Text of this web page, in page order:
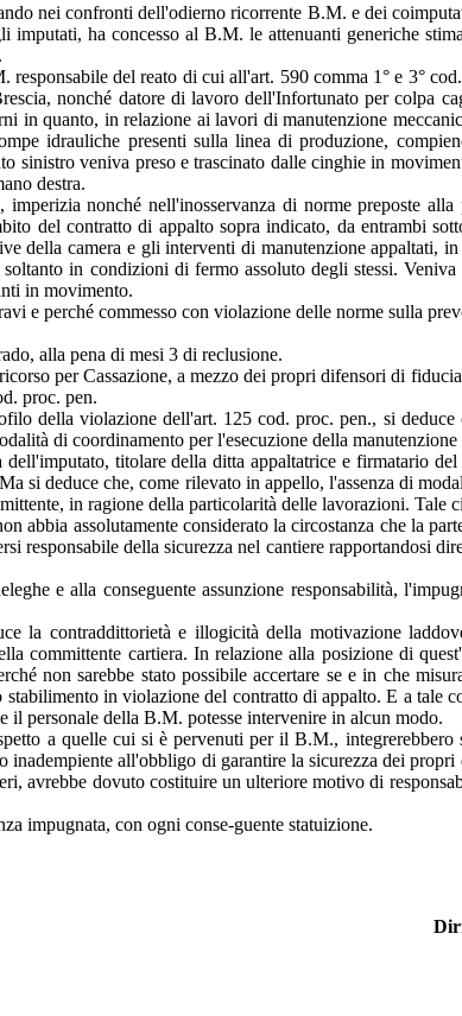
nei confronti dell'odierno ricorrente B.M. e dei
ha concesso al B.M. le attenuanti generiche
del reato di cui all'art. 590 comma 1° e 3°
nonché datore di lavoro dell'Infortunato per colpa
in quanto, in relazione ai lavori di manutenzione
idrauliche presenti sulla linea di produzione,
sinistro veniva preso e trascinato dalle cinghie in
destra.
imperizia nonché nell'inosservanza di norme preposte
del contratto di appalto sopra indicato, da entrambi
della camera e gli interventi di manutenzione
soltanto in condizioni di fermo assoluto degli stessi.
in movimento.
e perché commesso con violazione delle norme sulla
alla pena di mesi 3 di reclusione.
per Cassazione, a mezzo dei propri difensori di
proc. pen.
della violazione dell'art. 125 cod. proc. pen., si
di coordinamento per l'esecuzione della
titolare della ditta appaltatrice e firmatario
si deduce che, come rilevato in appello, l'assenza di
in ragione della particolarità delle lavorazioni.
abbia assolutamente considerato la circostanza che la
responsabile della sicurezza nel cantiere
e alla conseguente assunzione responsabilità,
la contraddittorietà e illogicità della motivazione
committente cartiera. In relazione alla posizione di
non sarebbe stato possibile accertare se e in che
in violazione del contratto di appalto. E a tale
il personale della B.M. potesse intervenire in alcun modo.
a quelle cui si è pervenuti per il B.M.,
all'obbligo di garantire la sicurezza dei
avrebbe dovuto costituire un ulteriore motivo di
impugnata, con ogni conse-guente statuizione.